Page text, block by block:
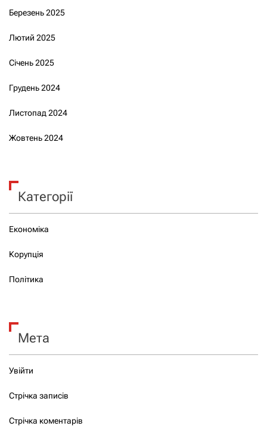
Березень 2025
Лютий 2025
Січень 2025
Грудень 2024
Листопад 2024
Жовтень 2024
Категорії
Економіка
Корупція
Політика
Мета
Увійти
Стрічка записів
Стрічка коментарів